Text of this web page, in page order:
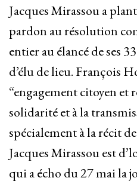
Jacques Mirassou a
pardon au résolution
entier au élancé de ses
d’élu de lieu. François
“engagement citoyen et
solidarité et à la
spécialement à la récit
Jacques Mirassou est
qui a écho du 27 mai la